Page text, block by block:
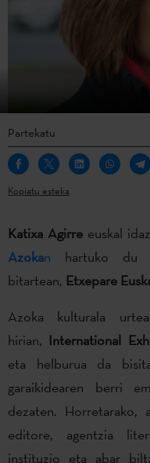
Partekatu
Kopiatu esteka
Katixa Agirre euskal
Azokan hartuko du
bitartean, Etxepare
Azoka kulturala
hirian, International
eta helburua da
garaikidearen berri
dezaten. Horretarako,
editore, agentzia
instituzio eta abar